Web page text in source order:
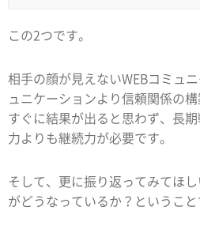
この2つです。
相手の顔が見えないWEBコミュ
ュニケーションより信頼関係の
すぐに結果が出ると思わず、長
力よりも継続力が必要です。
そして、更に振り返ってみてほ
がどうなっているか？ということ